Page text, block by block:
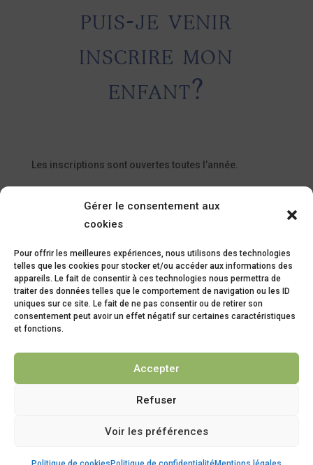
Gérer le consentement aux
cookies
Pour offrir les meilleures expériences, nous utilisons des technologies
telles que les cookies pour stocker et/ou accéder aux informations des
appareils. Le fait de consentir à ces technologies nous permettra de
traiter des données telles que le comportement de navigation ou les ID
uniques sur ce site. Le fait de ne pas consentir ou de retirer son
consentement peut avoir un effet négatif sur certaines caractéristiques
et fonctions.
Accepter
Refuser
Voir les préférences
puis-je venir
inscrire mon
enfant?
Les inscriptions sont ouvertes toutes l’année.
2 bis Rue Maréchal Joffre – 09500
Mirepoix
© 2026 Ecole Saint Maurice Mirepoix |Mentions légales